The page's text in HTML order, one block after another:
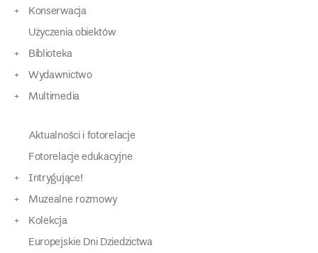
Konserwacja
Użyczenia obiektów
Biblioteka
Wydawnictwo
Multimedia
Aktualności i fotorelacje
Fotorelacje edukacyjne
Intrygujące!
Muzealne rozmowy
Kolekcja
Europejskie Dni Dziedzictwa